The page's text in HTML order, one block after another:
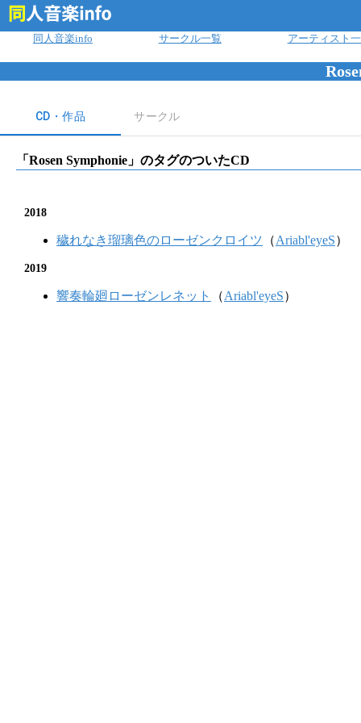
同人音楽info サークル一覧 アーティスト
CD・作品 サークル
「 Rosen Symphonie 」のタグのついたCD
2018
穢れなき瑠璃色のローゼンクロイツ （Ariabl'eyeS）
2019
響奏輪廻ローゼンレネット （Ariabl'eyeS）